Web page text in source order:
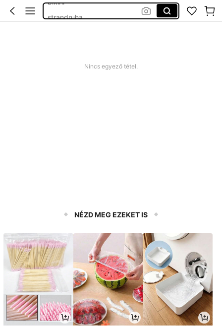
Nincs egyező tétel.
NÉZD MEG EZEKET IS